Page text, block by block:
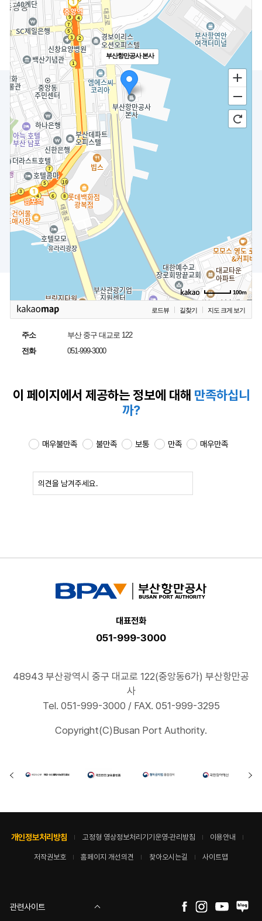
부산항만공사 본사
100m
로드뷰 길찾기 지도 크게 보기
주소
부산 중구 대교로 122
전화
051-999-3000
BPA 본사
대표전화
051) 999-3000
주소
부산광역시 중구 대교로 122 (중앙동6가) 부산항만공사
이 페이지에서 제공하는정보에 대해 만족하십니
까?
매우불만족 불만족 보통 만족 매우만족
대표전화
051-999-3000
48943 부산광역시 중구 대교로 122(중앙동6가) 부산항만공
사
Tel. 051-999-3000 / FAX. 051-999-3295
Copyright(C)Busan Port Authority.
개인정보처리방침 고정형 영상정보처리기기운영·관리방침 이용안내
저작권보호 홈페이지 개선의견 찾아오시는길 사이트맵
관련사이트